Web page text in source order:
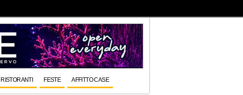
RISTORANTI FESTE AFFITTO CASE